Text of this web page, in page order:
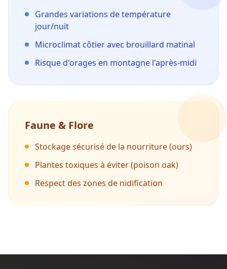
Grandes variations de température
jour/nuit
Microclimat côtier avec brouillard matinal
Risque d'orages en montagne l'après-midi
Faune & Flore
Stockage sécurisé de la nourriture (ours)
Plantes toxiques à éviter (poison oak)
Respect des zones de nidification